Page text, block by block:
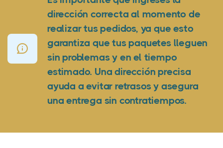
dirección correcta al momento de
realizar tus pedidos, ya que esto
garantiza que tus paquetes lleguen
sin problemas y en el tiempo
estimado. Una dirección precisa
ayuda a evitar retrasos y asegura
una entrega sin contratiempos.